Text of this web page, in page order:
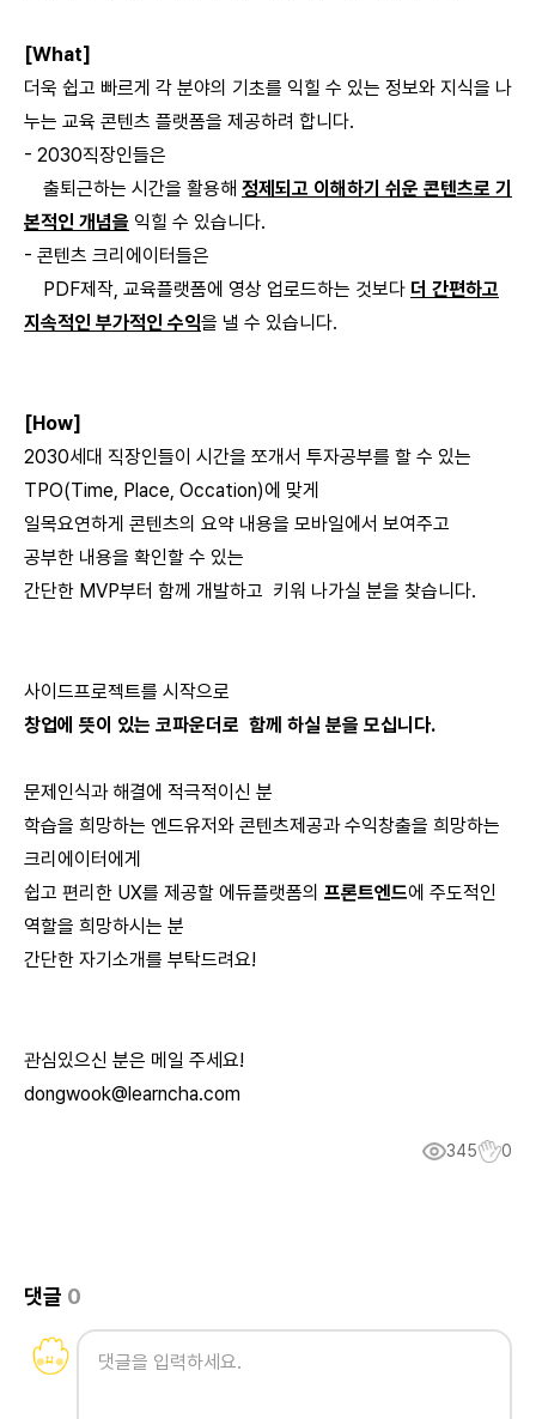
[What]
더욱 쉽고 빠르게 각 분야의 기초를 익힐 수 있는 정보와 지식을 나
누는 교육 콘텐츠 플랫폼을 제공하려 합니다.
- 2030직장인들은
출퇴근하는 시간을 활용해 정제되고 이해하기 쉬운 콘텐츠로 기
본적인 개념을 익힐 수 있습니다.
- 콘텐츠 크리에이터들은
PDF제작, 교육플랫폼에 영상 업로드하는 것보다 더 간편하고
지속적인 부가적인 수익을 낼 수 있습니다.
[How]
2030세대 직장인들이 시간을 쪼개서 투자공부를 할 수 있는
TPO(Time, Place, Occation)에 맞게
일목요연하게 콘텐츠의 요약 내용을 모바일에서 보여주고
공부한 내용을 확인할 수 있는
간단한 MVP부터 함께 개발하고 키워 나가실 분을 찾습니다.
사이드프로젝트를 시작으로
창업에 뜻이 있는 코파운더로 함께 하실 분을 모십니다.
문제인식과 해결에 적극적이신 분
학습을 희망하는 엔드유저와 콘텐츠제공과 수익창출을 희망하는
크리에이터에게
쉽고 편리한 UX를 제공할 에듀플랫폼의 프론트엔드에 주도적인
역할을 희망하시는 분
간단한 자기소개를 부탁드려요!
관심있으신 분은 메일 주세요!
dongwook@learncha.com
345 0
댓글 0